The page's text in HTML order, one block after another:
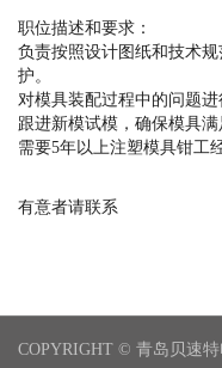
职位描述和要求：
负责按照设计图纸和技术
护。
对模具装配过程中的问题进
跟进新模试模，确保模具满
需要5年以上注塑模具钳工
有意者请联系
COPYRIGHT © 青岛贝速